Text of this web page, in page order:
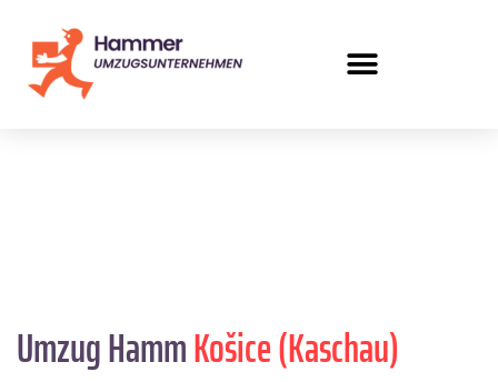
Umzug HammKošice (Kaschau)